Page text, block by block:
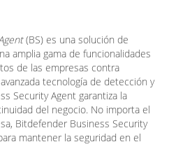
(BS) es una solución de
amplia gama de funcionalidades
de las empresas contra
tecnología de detección y
Security Agent garantiza la
del negocio. No importa el
Bitdefender Business Security
mantener la seguridad en el